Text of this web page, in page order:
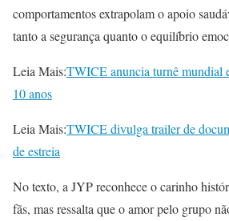
comportamentos extrapolam o apoio
tanto a segurança quanto o equilíbrio
Leia Mais:TWICE anuncia turnê mundial
10 anos
Leia Mais:TWICE divulga trailer de
de estreia
No texto, a JYP reconhece o carinho
fãs, mas ressalta que o amor pelo grupo